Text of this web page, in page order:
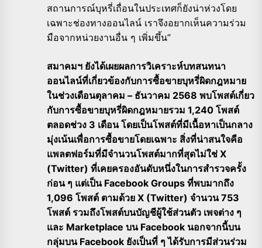
สถานการณ์บุหรี่เถื่อนในประเทศก็ยังน่าห่วงโดย
เฉพาะช่องทางออนไลน์ เราจึงอยากเห็นความร่วม
มือจากหน่วยงานอื่น ๆ เพิ่มขึ้น”
สมาคมฯ ยังได้เผยผลการวิเคราะห์บทสนทนา
ออนไลน์ที่เกี่ยวข้องกับการซื้อขายบุหรี่ผิดกฎหมาย
ในช่วงเดือนตุลาคม – ธันวาคม 2568 พบโพสต์เกี่ยว
กับการซื้อขายบุหรี่ผิดกฎหมายรวม 1,240 โพสต์
ตลอดช่วง 3 เดือน โดยเป็นโพสต์ที่มีเนื้อหาเป็นกลาง
มุ่งเน้นเพื่อการซื้อขายโดยเฉพาะ สิ่งที่น่าสนใจคือ
แพลตฟอร์มที่มีจำนวนโพสต์มากที่สุดไม่ใช่ X
(Twitter) ที่เคยครองอันดับหนึ่งในการสำรวจครั้ง
ก่อน ๆ แต่เป็น Facebook Groups ที่พบมากถึง
1,096 โพสต์ ตามด้วย X (Twitter) จำนวน 753
โพสต์ รวมถึงโพสต์บนบัญชีผู้ใช้ส่วนตัว เพจต่าง ๆ
และ Marketplace บน Facebook นอกจากนี้บน
กลุ่มบน Facebook ยังเป็นที่ ๆ ได้รับการมีส่วนร่วม